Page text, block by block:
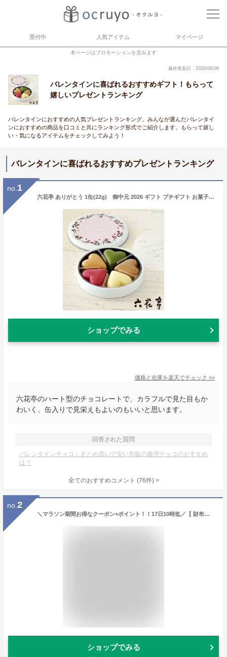
受付中 人気アイテム マイページ
本ページはプロモーションを含みます
最終更新日：2026/08/09
バレンタインに喜ばれるおすすめギフト！もらって
嬉しいプレゼントランキング
バレンタインにおすすめの人気プレゼントランキング。みんなが選んだバレンタイ
ンにおすすめの商品を口コミと共にランキング形式でご紹介します。もらって嬉し
い・気になるアイテムをチェックしてみよう！
バレンタインに喜ばれるおすすめプレゼントランキング
no. 1
六花亭 ありがとう 1缶(22g) 御中元 2026 ギフト プチギフト お菓子 女性 大人 500円 かわいい 感謝の気持ち 退職 卒業 卒園 送別会 挨拶 転勤 お礼 お返し 帯広 誕生日 お祝い 大量 イベント 有名 ばらまき
ショップでみる
価格と在庫を楽天でチェック >>
六花亭のハート型のチョコレートで、カラフルで見た目もか
わいく、缶入りで見栄えもよいのもいいと思います。
回答された質問
バレンタインチョコ｜まとめ買いで安い市販の義理チョコのおすすめ
は？
全てのおすすめコメント (76件) >
no. 2
＼マラソン期間お得なクーポン+ポイント！！17日10時迄／【 財布を開かず小銭が出せる】《ランキング1位受賞！》スリム ブライドルレザー 二つ折り財布 メンズ 本革 GRACIA グラシア 大容量 BOX型小銭入れ 二つ折り 財布 プレゼント 人気 新生活 革 サイフ ギフト 送料無料
ショップでみる